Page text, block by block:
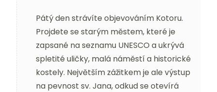
Pátý den strávíte objevováním Kotoru.
Projdete se starým městem, které je
zapsané na seznamu UNESCO a ukrývá
spletité uličky, malá náměstí a historické
kostely. Největším zážitkem je ale výstup
na pevnost sv. Jana, odkud se otevírá